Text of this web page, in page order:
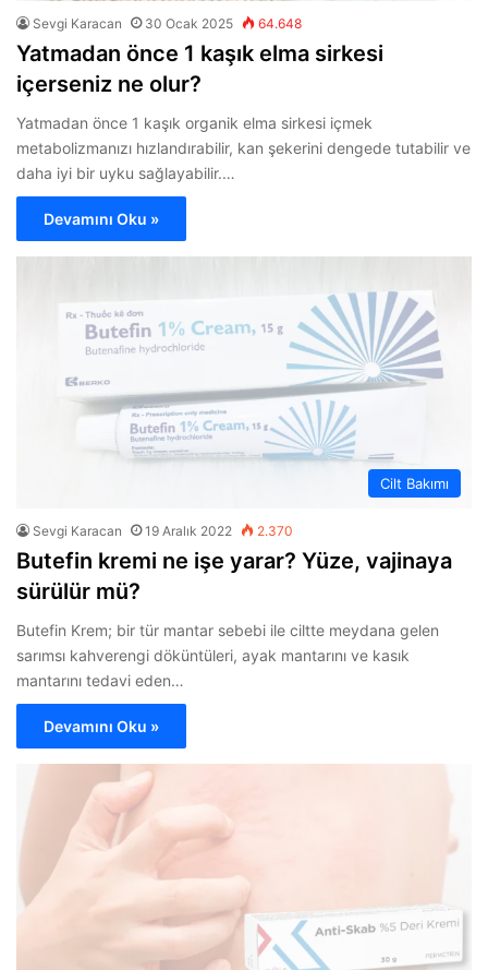
Sevgi Karacan 30 Ocak 2025 64.648
Yatmadan önce 1 kaşık elma sirkesi
içerseniz ne olur?
Yatmadan önce 1 kaşık organik elma sirkesi içmek
metabolizmanızı hızlandırabilir, kan şekerini dengede tutabilir ve
daha iyi bir uyku sağlayabilir.…
Devamını Oku »
Cilt Bakımı
Sevgi Karacan 19 Aralık 2022 2.370
Butefin kremi ne işe yarar? Yüze, vajinaya
sürülür mü?
Butefin Krem; bir tür mantar sebebi ile ciltte meydana gelen
sarımsı kahverengi döküntüleri, ayak mantarını ve kasık
mantarını tedavi eden…
Devamını Oku »